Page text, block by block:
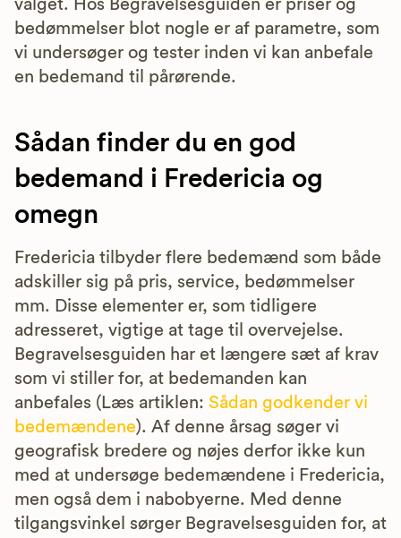
valget. Hos Begravelsesguiden er priser og
bedømmelser blot nogle er af parametre, som
vi undersøger og tester inden vi kan anbefale
en bedemand til pårørende.
Sådan finder du en god
bedemand i Fredericia og
omegn
Fredericia tilbyder flere bedemænd som både
adskiller sig på pris, service, bedømmelser
mm. Disse elementer er, som tidligere
adresseret, vigtige at tage til overvejelse.
Begravelsesguiden har et længere sæt af krav
som vi stiller for, at bedemanden kan
anbefales (Læs artiklen: Sådan godkender vi
bedemændene). Af denne årsag søger vi
geografisk bredere og nøjes derfor ikke kun
med at undersøge bedemændene i Fredericia,
men også dem i nabobyerne. Med denne
tilgangsvinkel sørger Begravelsesguiden for, at